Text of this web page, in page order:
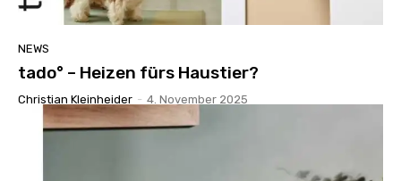
NEWS
tado° – Heizen fürs Haustier?
Christian Kleinheider - 4. November 2025